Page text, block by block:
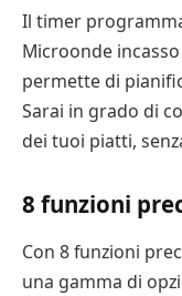
Il timer
Microonde
permette di
Sarai in grado di
dei tuoi piatti,
8 funzioni
Con 8 funzioni
una gamma di